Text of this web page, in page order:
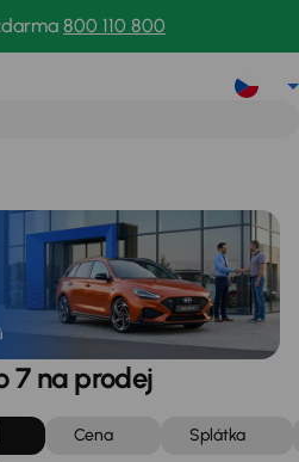
800 110 800
7 na prodej
Cena
Splátka